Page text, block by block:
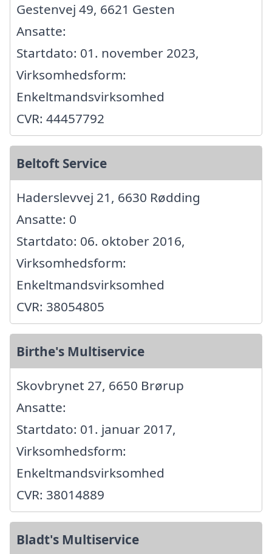
Gestenvej 49, 6621 Gesten
Ansatte:
Startdato: 01. november 2023,
Virksomhedsform:
Enkeltmandsvirksomhed
CVR: 44457792
Beltoft Service
Haderslevvej 21, 6630 Rødding
Ansatte: 0
Startdato: 06. oktober 2016,
Virksomhedsform:
Enkeltmandsvirksomhed
CVR: 38054805
Birthe's Multiservice
Skovbrynet 27, 6650 Brørup
Ansatte:
Startdato: 01. januar 2017,
Virksomhedsform:
Enkeltmandsvirksomhed
CVR: 38014889
Bladt's Multiservice